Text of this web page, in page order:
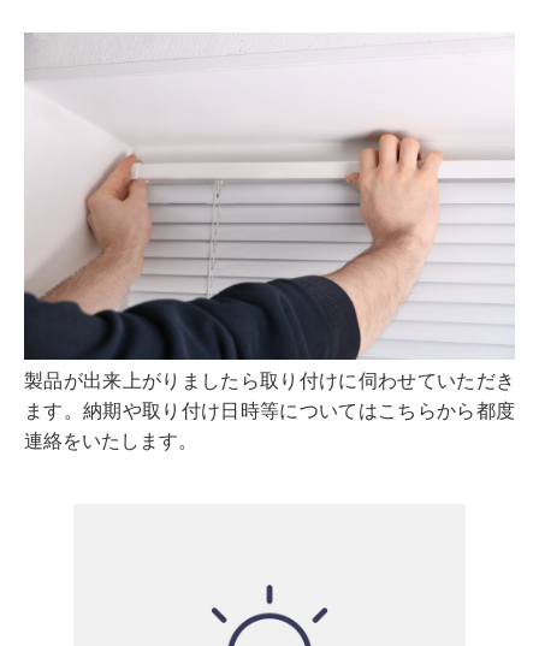
製品が出来上がりましたら取り付けに伺わせていただき
ます。納期や取り付け日時等についてはこちらから都度
連絡をいたします。